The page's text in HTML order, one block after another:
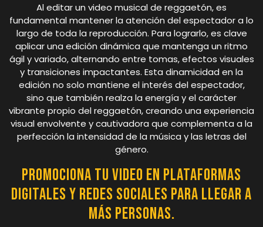
Al editar un video musical de reggaetón, es
fundamental mantener la atención del espectador a lo
largo de toda la reproducción. Para lograrlo, es clave
aplicar una edición dinámica que mantenga un ritmo
ágil y variado, alternando entre tomas, efectos visuales
y transiciones impactantes. Esta dinamicidad en la
edición no solo mantiene el interés del espectador,
sino que también realza la energía y el carácter
vibrante propio del reggaetón, creando una experiencia
visual envolvente y cautivadora que complementa a la
perfección la intensidad de la música y las letras del
género.
Promociona tu video en plataformas
digitales y redes sociales para llegar a
más personas.